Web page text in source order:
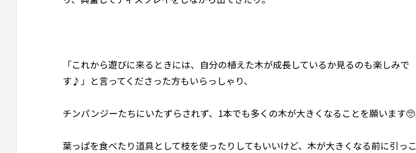
「これから遊びに来るときには、自分の植えた木が成長しているか見るのも楽しみで
す♪」と言ってくださった方もいらっしゃり、
チンパンジーたちにいたずらされず、1本でも多くの木が大きくなることを願います🥺
葉っぱを食べたり道具として枝を使ったりしてもいいけど、木が大きくなる前に引っこ